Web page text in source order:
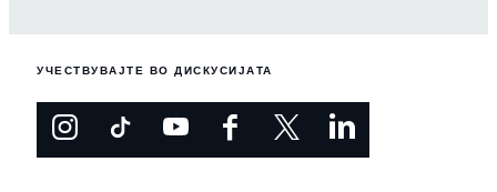
УЧЕСТВУВАЈТЕ ВО ДИСКУСИЈАТА